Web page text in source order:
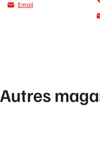
Email
Autres